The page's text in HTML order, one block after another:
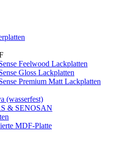
Feelwood Lackplatten
Gloss Lackplatten
Premium Matt Lackplatten
(wasserfest)
& SENOSAN
MDF-Platte